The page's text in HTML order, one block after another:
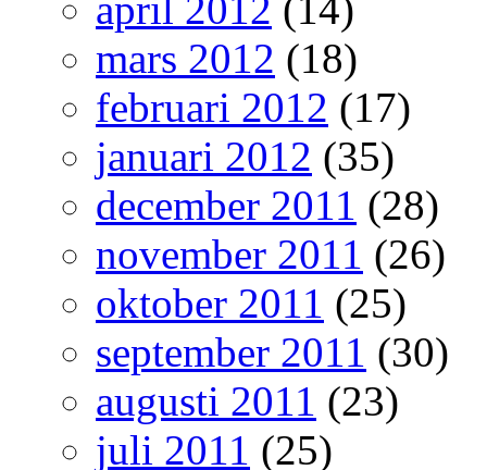
mars 2012 (18)
februari 2012 (17)
januari 2012 (35)
december 2011 (28)
november 2011 (26)
oktober 2011 (25)
september 2011 (30)
augusti 2011 (23)
juli 2011 (25)